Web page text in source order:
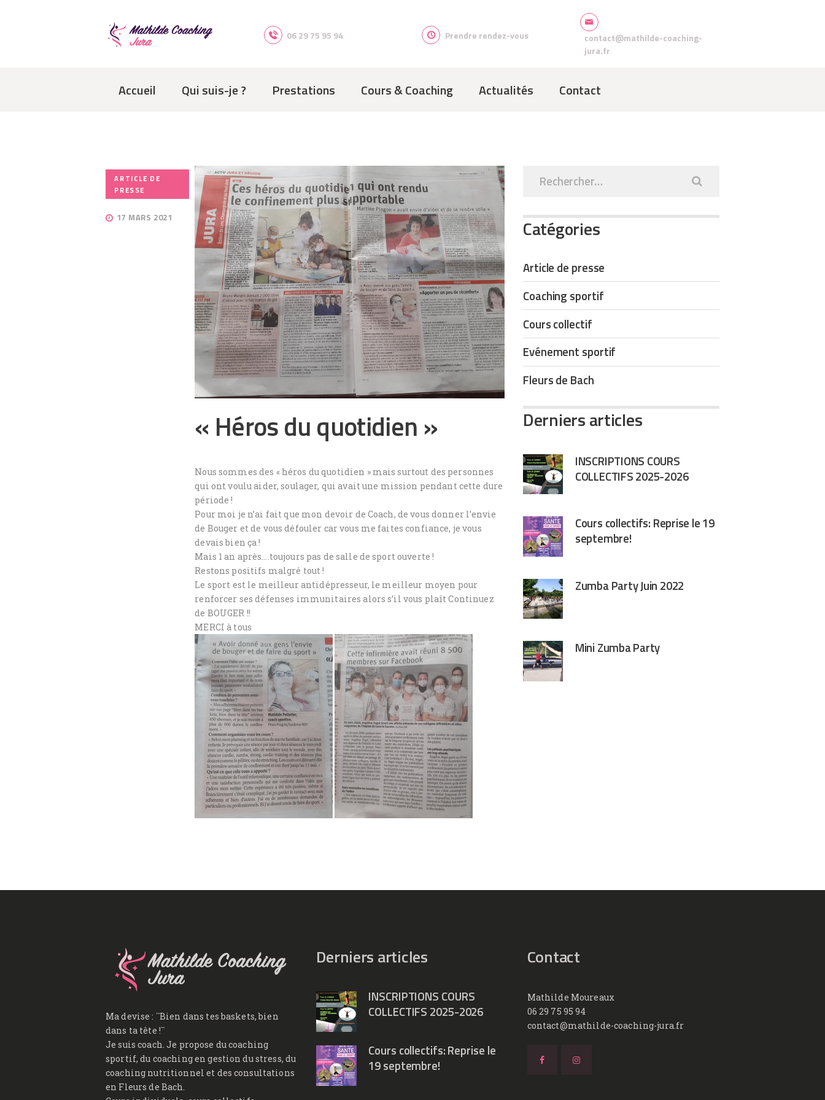
06 29 75 95 94 Prendre rendez-vous
contact@mathilde-coaching-
jura.fr
Accueil Qui suis-je ? Prestations Cours & Coaching Actualités Contact
QUI SUIS-JE ?
COURS &
CONTACT
ARTICLE DE
PRESSE
17 MARS 2021
« Héros du quotidien »
Nous sommes des « héros du quotidien » mais surtout des personnes
qui ont voulu aider, soulager, qui avait une mission pendant cette dure
période !
Pour moi je n’ai fait que mon devoir de Coach, de vous donner l’envie
de Bouger et de vous défouler car vous me faites confiance, je vous
devais bien ça !
Mais 1 an après….toujours pas de salle de sport ouverte !
Restons positifs malgré tout !
Le sport est le meilleur antidépresseur, le meilleur moyen pour
renforcer ses défenses immunitaires alors s’il vous plaît Continuez
de BOUGER !!
MERCI à tous
Catégories
Article de presse
Coaching sportif
Cours collectif
Evénement sportif
Fleurs de Bach
Derniers articles
INSCRIPTIONS COURS
COLLECTIFS 2025-2026
Cours collectifs: Reprise le 19
septembre!
Zumba Party Juin 2022
Mini Zumba Party
Ma devise : ``Bien dans tes baskets, bien
dans ta tête !``
Je suis coach. Je propose du coaching
sportif, du coaching en gestion du stress, du
coaching nutritionnel et des consultations
en Fleurs de Bach.
Derniers articles
INSCRIPTIONS COURS
COLLECTIFS 2025-2026
Cours collectifs: Reprise le
19 septembre!
Contact
Mathilde Moureaux
06 29 75 95 94
contact@mathilde-coaching-jura.fr